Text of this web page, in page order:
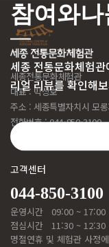
참여와나
세종 전통문화체험
리얼 리뷰를 확인해
세종전통문화체험관
대표 : 박상호
주소 : 세종특별자치시 모
전화번호 : 044-850-3100
Copyright
2022 세종
고객센터
044-850-3100
운영시간
09:00 ~ 17:00
점심시간
11:30 ~ 12:30
명절연휴 및 체험관 사정